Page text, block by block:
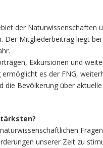
der Naturwissenschaften
Mitgliederbeitrag liegt bei
Exkursionen und
es der FNG,
die Bevölkerung über aktuelle
unserer Zeit zu